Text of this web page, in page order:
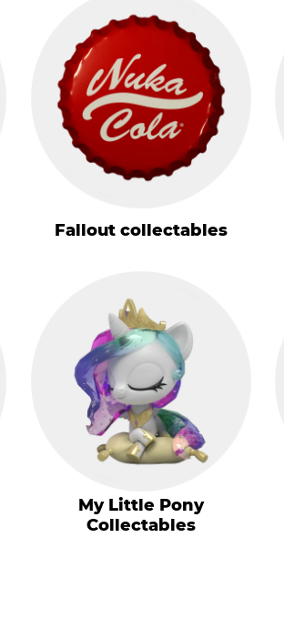
Fallout collectables
My Little Pony
Collectables